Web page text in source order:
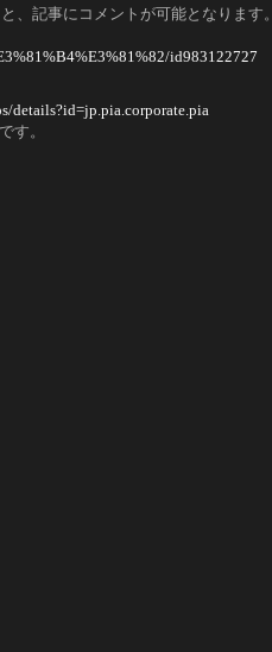
、記事にコメントが可能となります。
id983122727
details?id=jp.pia.corporate.pia
す。